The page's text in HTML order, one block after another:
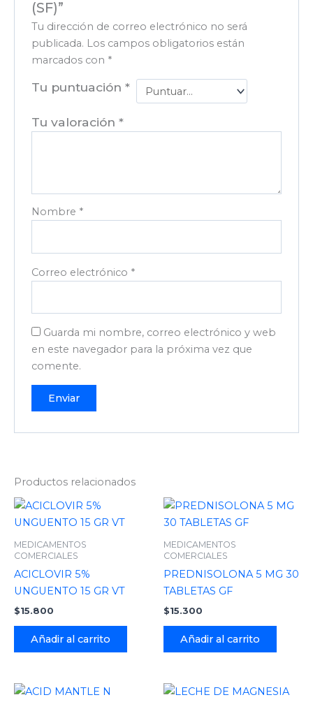
(SF)”
Tu dirección de correo electrónico no será
publicada. Los campos obligatorios están
marcados con *
Tu puntuación*
Tu valoración*
Nombre *
Correo electrónico *
Guarda mi nombre, correo electrónico y web
en este navegador para la próxima vez que
comente.
Productos relacionados
MEDICAMENTOS
COMERCIALES
ACICLOVIR 5%
UNGUENTO 15 GR VT
$15.800
Añadir al carrito
MEDICAMENTOS
COMERCIALES
PREDNISOLONA 5 MG 30
TABLETAS GF
$15.300
Añadir al carrito